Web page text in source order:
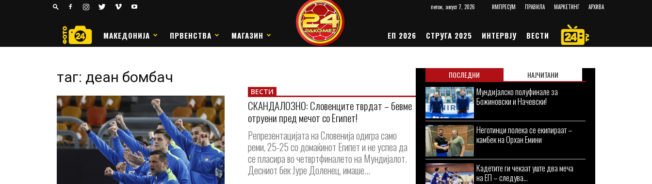
петок, август 7, 2026 ИМПРЕСУМ ПРАВИЛА МАРКЕТИНГ АРХИВА
РАКОМЕТ
МАКЕДОНИЈА ПРВЕНСТВА МАГАЗИН ЕП 2026 СТРУГА 2025 ИНТЕРВЈУ ВЕСТИ
таг: деан бомбач
ВЕСТИ
СКАНДАЛОЗНО: Словенците тврдат – бевме
отруени пред мечот со Египет!
Репрезентацијата на Словенија одигра само
реми, 25-25 со домаќинот Египет и не успеа да
се пласира во четвртфиналето на Мундијалот.
Десниот бек Јуре Доленец, имаше...
ПОСЛЕДНИ НАЈЧИТАНИ
Мундијалско полуфинале за
Божиновски и Начевски!
Неготинци полека се екипираат –
камбек на Орхан Емини
Кадетите ги чекаат уште два меча
на ЕП – следува...